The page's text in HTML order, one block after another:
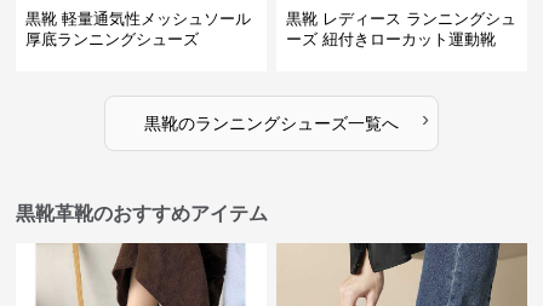
黒靴 軽量通気性メッシュソール
厚底ランニングシューズ
黒靴 レディース ランニングシュ
ーズ 紐付きローカット運動靴
黒靴のランニングシューズ一覧へ ›
黒靴革靴のおすすめアイテム